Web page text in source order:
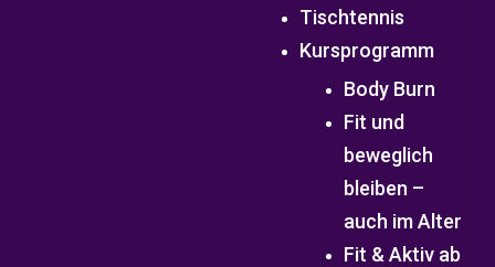
Tischtennis
Kursprogramm
Body Burn
Fit und
beweglich
bleiben –
auch im Alter
Fit & Aktiv ab